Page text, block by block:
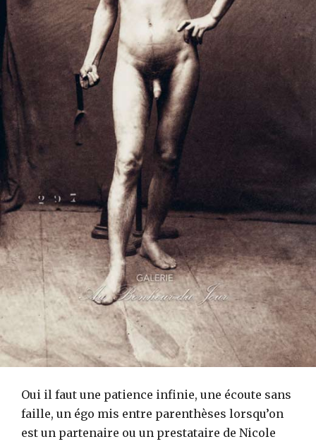
Oui il faut une patience infinie, une écoute sans
faille, un égo mis entre parenthèses lorsqu’on
est un partenaire ou un prestataire de Nicole